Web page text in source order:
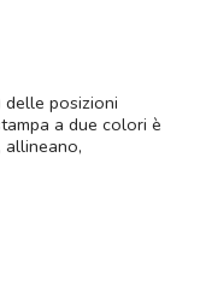
delle posizioni
a due colori è